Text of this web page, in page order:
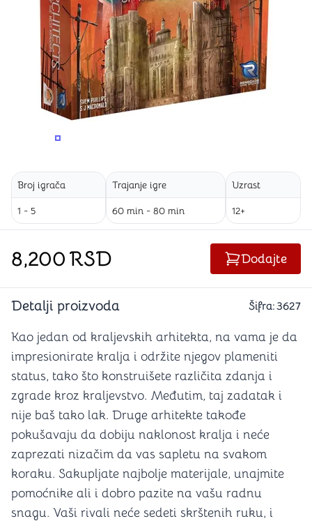
PROMENITE UGAO GLEDANJA
Broj igrača
1 - 5
Trajanje igre
60 min - 80 min
Uzrast
12+
8,200RSD Dodajte
Detalji proizvoda Šifra:3627
Kao jedan od kraljevskih arhitekta, na vama je da
impresionirate kralja i održite njegov plameniti
status, tako što konstruišete različita zdanja i
zgrade kroz kraljevstvo. Međutim, taj zadatak i
nije baš tako lak. Druge arhitekte takođe
pokušavaju da dobiju naklonost kralja i neće
zaprezati nizačim da vas sapletu na svakom
koraku. Sakupljate najbolje materijale, unajmite
pomoćnike ali i dobro pazite na vašu radnu
snagu. Vaši rivali neće sedeti skrštenih ruku, i